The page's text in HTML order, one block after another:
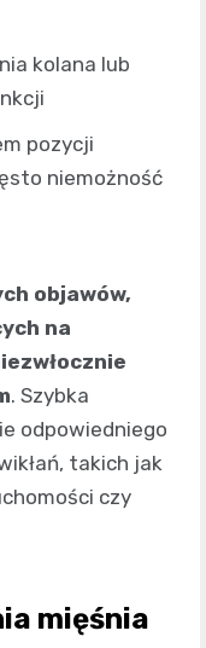
kolana lub
pozycji
niemożność
objawów,
na
. Szybka
odpowiedniego
takich jak
czy
mięśnia